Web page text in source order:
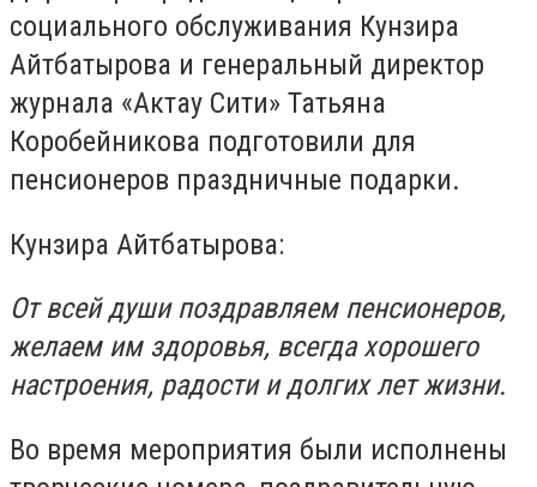
социального обслуживания Кунзира
Айтбатырова и генеральный директор
журнала «Актау Сити» Татьяна
Коробейникова подготовили для
пенсионеров праздничные подарки.
Кунзира Айтбатырова:
От всей души поздравляем пенсионеров,
желаем им здоровья, всегда хорошего
настроения, радости и долгих лет жизни.
Во время мероприятия были исполнены